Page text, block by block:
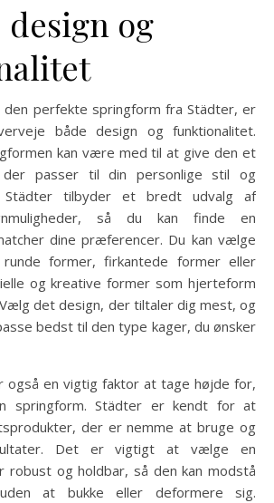
design og
den perfekte springform fra Städter, er
både design og funktionalitet.
kan være med til at give den et
passer til din personlige stil og
Städter tilbyder et bredt udvalg af
så du kan finde en
dine præferencer. Du kan vælge
runde former, firkantede former eller
og kreative former som hjerteform
det design, der tiltaler dig mest, og
bedst til den type kager, du ønsker
også en vigtig faktor at tage højde for,
springform. Städter er kendt for at
der er nemme at bruge og
Det er vigtigt at vælge en
robust og holdbar, så den kan modstå
at bukke eller deformere sig.